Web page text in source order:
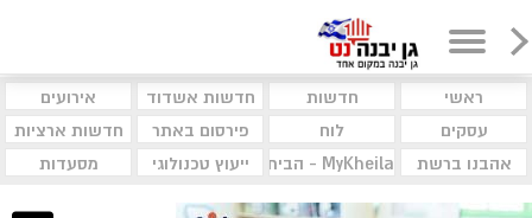
ראשי חדשות חדשות אשדוד
אירועים
עסקים
לוח פירסום באתר
חדשות ארציות
אהבנו ברשת
MyKheila - הבית לעסקים וקהילות ייעוץ טכנולוגי מסעדות